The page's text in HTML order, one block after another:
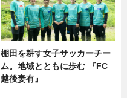
棚田を耕す女子サッカーチー
ム。地域とともに歩む 『FC
越後妻有』